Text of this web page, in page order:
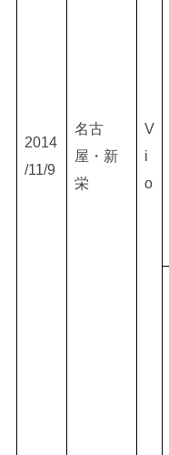
2014
/11/9
名古
屋・新
栄
V
i
o